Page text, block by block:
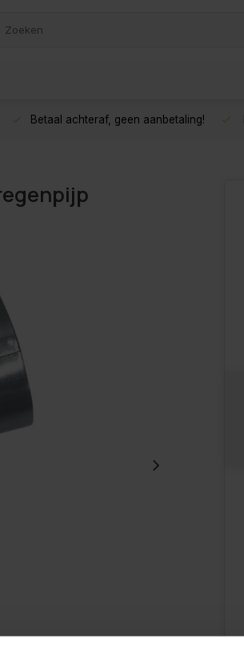
Betaal achteraf, geen aanbetaling!